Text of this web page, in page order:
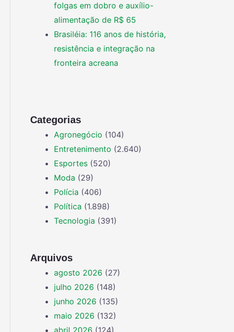
folgas em dobro e auxílio-
alimentação de R$ 65
Brasiléia: 116 anos de história,
resistência e integração na
fronteira acreana
Categorias
Agronegócio (104)
Entretenimento (2.640)
Esportes (520)
Moda (29)
Polícia (406)
Política (1.898)
Tecnologia (391)
Arquivos
agosto 2026 (27)
julho 2026 (148)
junho 2026 (135)
maio 2026 (132)
abril 2026 (124)